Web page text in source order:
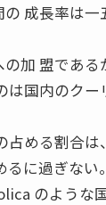
成長率は
加 盟である
は国内のクー
占める割合は
に過ぎない。
のような